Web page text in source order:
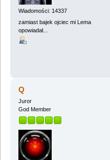
Wiadomości: 14337
zamiast bajek ojciec mi Lema
opowiadał...
Q
Juror
God Member